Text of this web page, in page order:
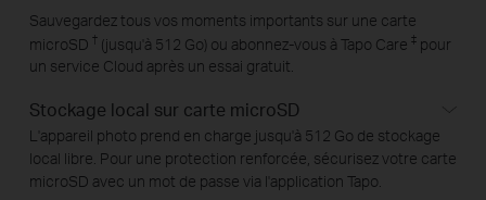
Sauvegardez tous vos moments importants sur une carte
microSD †(jusqu'à 512 Go) ou abonnez-vous à Tapo Care ‡pour
un service Cloud après un essai gratuit.
Stockage local sur carte microSD
L'appareil photo prend en charge jusqu'à 512 Go de stockage
local libre. Pour une protection renforcée, sécurisez votre carte
microSD avec un mot de passe via l'application Tapo.